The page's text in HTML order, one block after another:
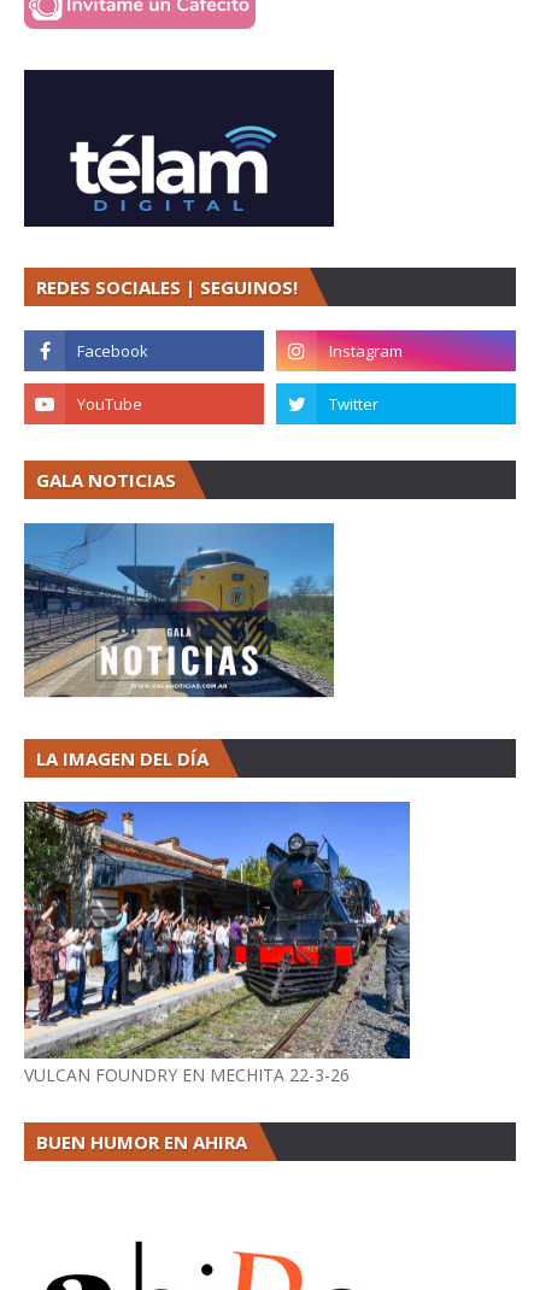
REDES SOCIALES | SEGUINOS!
GALA NOTICIAS
LA IMAGEN DEL DÍA
VULCAN FOUNDRY EN MECHITA 22-3-26
BUEN HUMOR EN AHIRA